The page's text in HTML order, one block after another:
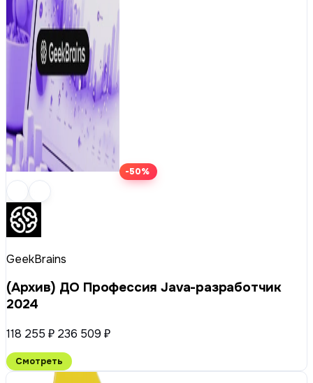
-50%
GeekBrains
(Архив) ДО Профессия Java-разработчик
2024
118 255 ₽ 236 509 ₽
Смотреть